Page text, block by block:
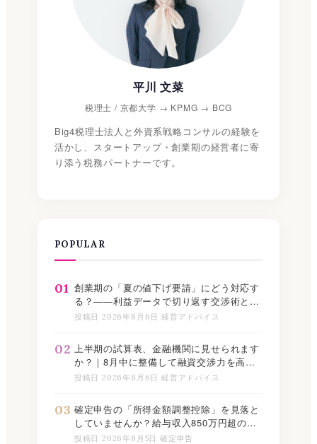
平川 文菜
税理士 / 京都大学 → KPMG → BCG
Big4税理士法人と外資系戦略コンサルの経験を
活かし、スタートアップ・創業期の経営者に寄
り添う税務パートナーです。
POPULAR
01 創業期の「夏の値下げ要請」にどう対応す
る？——利益データで切り返す交渉術と記
録の残し方
投稿日 2026年8月6日 経営アドバイス
02 上半期の試算表、金融機関に見せられます
か？｜8月中に整備して融資交渉力を高め
る実践ステップ
投稿日 2026年8月6日 経営アドバイス
03 確定申告の「所得金額調整控除」を見落と
していませんか？給与収入850万円超の方
が使える控除の適用判定と記載方法【2026
投稿日 2026年8月5日 確定申告